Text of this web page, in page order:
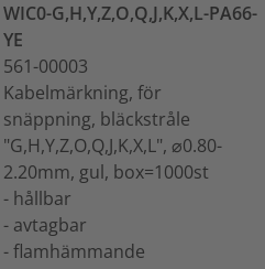
WIC0-G,H,Y,Z,O,Q,J,K,X,L-PA66-
YE
561-00003
Kabelmärkning, för
snäppning, bläckstråle
"G,H,Y,Z,O,Q,J,K,X,L", ⌀0.80-
2.20mm, gul, box=1000st
- hållbar
- avtagbar
- flamhämmande